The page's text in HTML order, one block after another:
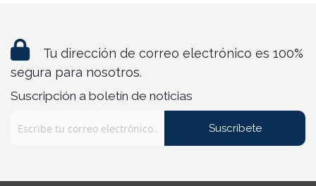
Tu dirección de correo electrónico es 100%
segura para nosotros.
Suscripción a boletín de noticias
Suscríbete